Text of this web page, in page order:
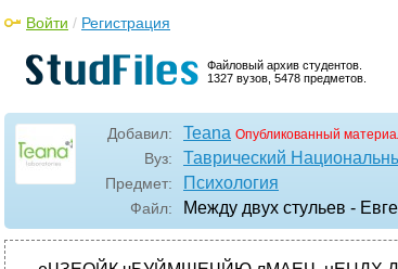
Файловый архив студентов.
1327 вузов, 5478 предметов.
Войти / Регистрация
Добавил: Teana Опубликованный
Вуз: Таврический
Предмет: Психология
Файл: Между двух стульев -